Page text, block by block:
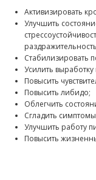
Активизировать
Улучшить
Стабилизировать
Усилить
Повысить
Повысить либидо;
Облегчить
Сгладить
Улучшить работу
Повысить